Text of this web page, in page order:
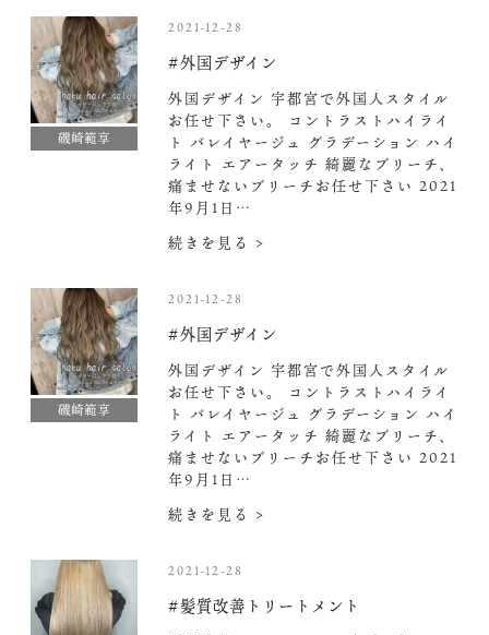
磯崎範享
2021-12-28
#外国デザイン
外国デザイン 宇都宮で外国人スタイル
お任せ下さい。 コントラストハイライ
ト バレイヤージュ グラデーション ハイ
ライト エアータッチ 綺麗なブリーチ、
痛ませないブリーチお任せ下さい 2021
年9月1日…
続きを見る >
磯崎範享
2021-12-28
#外国デザイン
外国デザイン 宇都宮で外国人スタイル
お任せ下さい。 コントラストハイライ
ト バレイヤージュ グラデーション ハイ
ライト エアータッチ 綺麗なブリーチ、
痛ませないブリーチお任せ下さい 2021
年9月1日…
続きを見る >
2021-12-28
#髪質改善トリートメント